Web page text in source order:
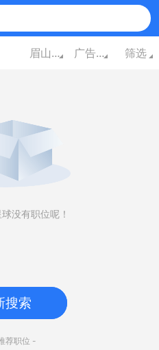
眉山四川 广告/市场/媒体/艺术 筛选
没有职位呢！
搜索
荐职位 -